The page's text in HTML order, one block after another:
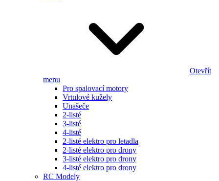
Otevřít
menu
Pro spalovací motory
Vrtulové kužely
Unašeče
2-listé
3-listé
4-listé
2-listé elektro pro letadla
2-listé elektro pro drony
3-listé elektro pro drony
4-listé elektro pro drony
RC Modely